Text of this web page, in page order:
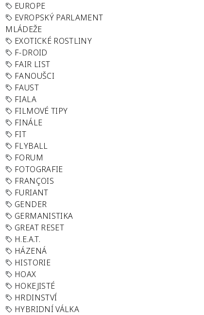
EUROPE
EVROPSKÝ PARLAMENT
MLÁDEŽE
EXOTICKÉ ROSTLINY
F-DROID
FAIR LIST
FANOUŠCI
FAUST
FIALA
FILMOVÉ TIPY
FINÁLE
FIT
FLYBALL
FORUM
FOTOGRAFIE
FRANÇOIS
FURIANT
GENDER
GERMANISTIKA
GREAT RESET
H.E.A.T.
HÁZENÁ
HISTORIE
HOAX
HOKEJISTÉ
HRDINSTVÍ
HYBRIDNÍ VÁLKA